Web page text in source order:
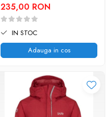
235,00 RON
IN STOC
Adauga in cos